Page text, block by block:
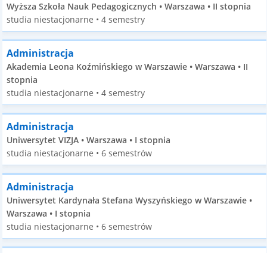
Wyższa Szkoła Nauk Pedagogicznych • Warszawa • II stopnia
studia niestacjonarne • 4 semestry
Administracja
Akademia Leona Koźmińskiego w Warszawie • Warszawa • II
stopnia
studia niestacjonarne • 4 semestry
Administracja
Uniwersytet VIZJA • Warszawa • I stopnia
studia niestacjonarne • 6 semestrów
Administracja
Uniwersytet Kardynała Stefana Wyszyńskiego w Warszawie •
Warszawa • I stopnia
studia niestacjonarne • 6 semestrów